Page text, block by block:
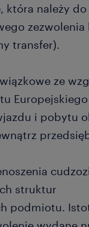
która należy
zezwolenia
transfer).
ze
Europejskiego
i pobytu
struktur
podmiotu.